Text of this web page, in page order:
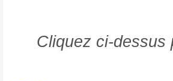
Cliquez ci-dessus